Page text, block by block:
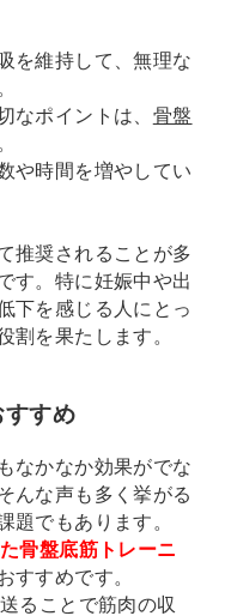
を維持して、無理な
なポイントは、 骨盤
や時間を増やしてい
推奨されることが多
す。特に妊娠中や出
下を感じる人にとっ
割を果たします。
すめ
なかなか効果がでな
んな声も多く挙がる
題でもあります。
骨盤底筋トレーニ
すすめです。
ることで筋肉の収